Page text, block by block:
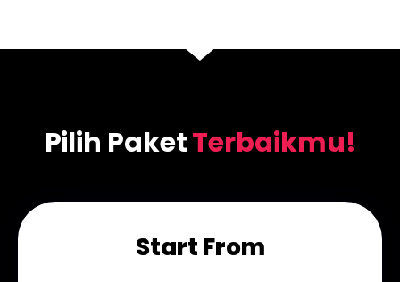
Pilih PaketTerbaikmu!
Start From